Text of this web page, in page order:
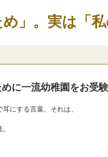
め」。実は「私
めに一流幼稚園をお受
にする言葉。それは、